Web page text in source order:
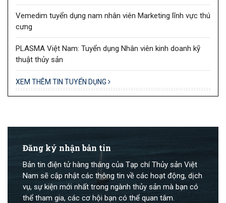
Vemedim tuyển dụng nam nhân viên Marketing lĩnh vực thú
cưng
PLASMA Việt Nam: Tuyển dụng Nhân viên kinh doanh kỹ
thuật thủy sản
XEM THÊM TIN TUYỂN DỤNG
Đăng ký nhận bản tin
Bản tin điện tử hàng tháng của Tạp chí Thủy sản Việt
Nam sẽ cập nhật các thông tin về các hoạt động, dịch
vụ, sự kiện mới nhất trong ngành thủy sản mà bạn có
thể tham gia, các cơ hội bạn có thể quan tâm.